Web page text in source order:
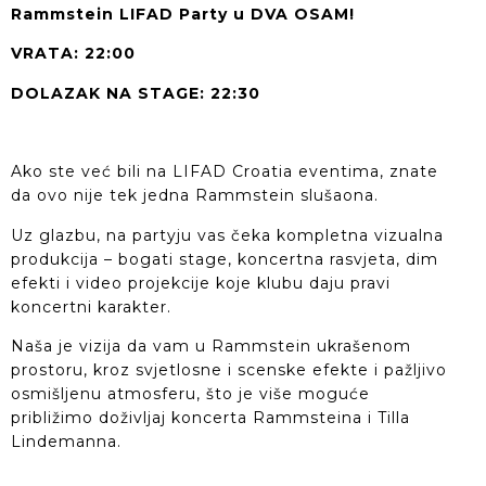
Rammstein LIFAD Party u DVA OSAM!
VRATA: 22:00
DOLAZAK NA STAGE: 22:30
Ako ste već bili na LIFAD Croatia eventima, znate
da ovo nije tek jedna Rammstein slušaona.
Uz glazbu, na partyju vas čeka kompletna vizualna
produkcija – bogati stage, koncertna rasvjeta, dim
efekti i video projekcije koje klubu daju pravi
koncertni karakter.
Naša je vizija da vam u Rammstein ukrašenom
prostoru, kroz svjetlosne i scenske efekte i pažljivo
osmišljenu atmosferu, što je više moguće
približimo doživljaj koncerta Rammsteina i Tilla
Lindemanna.